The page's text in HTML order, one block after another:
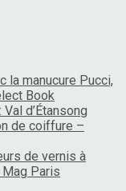
la manucure Pucci,
Book
d’Étansong
de coiffure –
de vernis à
Paris